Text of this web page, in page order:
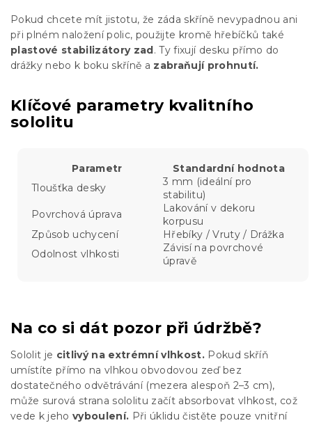
Pokud chcete mít jistotu, že záda skříně nevypadnou ani
při plném naložení polic, použijte kromě hřebíčků také
plastové stabilizátory zad. Ty fixují desku přímo do
drážky nebo k boku skříně a zabraňují prohnutí.
Klíčové parametry kvalitního
sololitu
Parametr
Standardní hodnota
Tloušťka desky
3 mm (ideální pro
stabilitu)
Povrchová úprava
Lakování v dekoru
korpusu
Způsob uchycení
Hřebíky / Vruty / Drážka
Odolnost vlhkosti
Závisí na povrchové
úpravě
Na co si dát pozor při údržbě?
Sololit je citlivý na extrémní vlhkost. Pokud skříň
umístíte přímo na vlhkou obvodovou zeď bez
dostatečného odvětrávání (mezera alespoň 2–3 cm),
může surová strana sololitu začít absorbovat vlhkost, což
vede k jeho vyboulení. Při úklidu čistěte pouze vnitřní